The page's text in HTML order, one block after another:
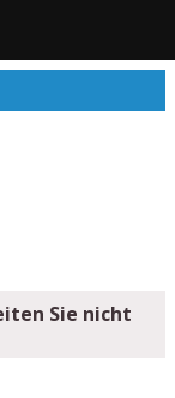
Sie nicht